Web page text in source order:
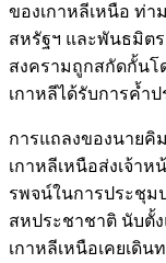
ของเกาหลีเหนือ ท่
สหรัฐฯ และพันธมิต
สงครามถูกสกัดกั้นโ
เกาหลีได้รับการค้ำ
การแถลงของนายคิ
เกาหลีเหนือส่งเจ้า
รพจน์ในการประชุ
สหประชาชาติ นับตั้ง
เกาหลีเหนือเคยเดิน